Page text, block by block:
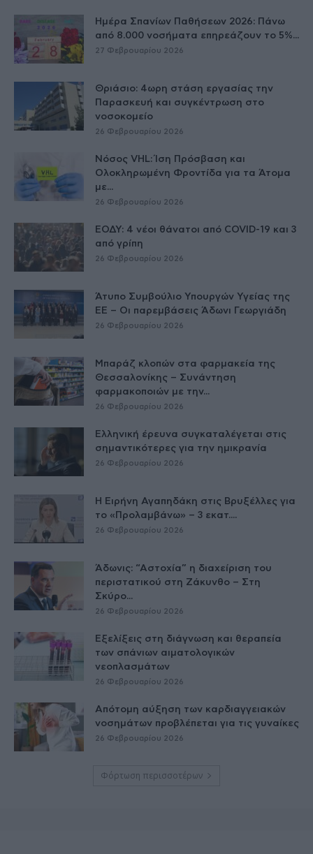
Ημέρα Σπανίων Παθήσεων 2026: Πάνω
από 8.000 νοσήματα επηρεάζουν το 5%...
27 Φεβρουαρίου 2026
Θριάσιο: 4ωρη στάση εργασίας την
Παρασκευή και συγκέντρωση στο
νοσοκομείο
26 Φεβρουαρίου 2026
Νόσος VHL: Ίση Πρόσβαση και
Ολοκληρωμένη Φροντίδα για τα Άτομα
με...
26 Φεβρουαρίου 2026
ΕΟΔΥ: 4 νέοι θάνατοι από COVID-19 και 3
από γρίπη
26 Φεβρουαρίου 2026
Άτυπο Συμβούλιο Υπουργών Υγείας της
ΕE – Οι παρεμβάσεις Άδωνι Γεωργιάδη
26 Φεβρουαρίου 2026
Μπαράζ κλοπών στα φαρμακεία της
Θεσσαλονίκης – Συνάντηση
φαρμακοποιών με την...
26 Φεβρουαρίου 2026
Ελληνική έρευνα συγκαταλέγεται στις
σημαντικότερες για την ημικρανία
26 Φεβρουαρίου 2026
Η Ειρήνη Αγαπηδάκη στις Βρυξέλλες για
το «Προλαμβάνω» – 3 εκατ....
26 Φεβρουαρίου 2026
Άδωνις: “Αστοχία” η διαχείριση του
περιστατικού στη Ζάκυνθο – Στη
Σκύρο...
26 Φεβρουαρίου 2026
Εξελίξεις στη διάγνωση και θεραπεία
των σπάνιων αιματολογικών
νεοπλασμάτων
26 Φεβρουαρίου 2026
Απότομη αύξηση των καρδιαγγειακών
νοσημάτων προβλέπεται για τις γυναίκες
26 Φεβρουαρίου 2026
Φόρτωση περισσοτέρων